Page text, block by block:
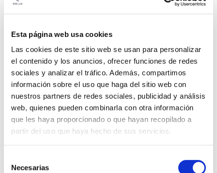
Esta página web usa cookies
Las cookies de este sitio web se usan para personalizar
el contenido y los anuncios, ofrecer funciones de redes
sociales y analizar el tráfico. Además, compartimos
información sobre el uso que haga del sitio web con
nuestros partners de redes sociales, publicidad y análisis
web, quienes pueden combinarla con otra información
que les haya proporcionado o que hayan recopilado a
partir del uso que haya hecho de sus servicios.
Necesarias
Solutions personnalisées
à 360
Nous aidons à créer des espaces uniques en
fournissant des solutions intégrales pour tout type
de projet. Nous disposons d'une équipe d'ingénieurs
et de concepteurs d'éclairage pour vous conseiller.
Nous étudions votre